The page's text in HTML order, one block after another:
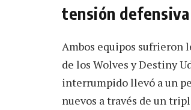
tensión defensiva
Ambos equipos sufrieron
de los Wolves y Destiny
interrumpido llevó a un
nuevos a través de un